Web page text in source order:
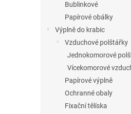
Bublinkové
Papírové obálky
Výplně do krabic
Vzduchové polštářky
Jednokomorové
Vícekomorové
Papírové výplně
Ochranné obaly
Fixační tělíska